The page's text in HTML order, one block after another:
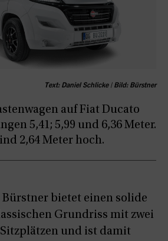
Text: Daniel Schlicke | Bild: Bürstner
auf Fiat Ducato
5,41; 5,99 und 6,36 Meter.
2,64 Meter hoch.
Bürstner bietet einen solide
Grundriss mit zwei
und ist damit